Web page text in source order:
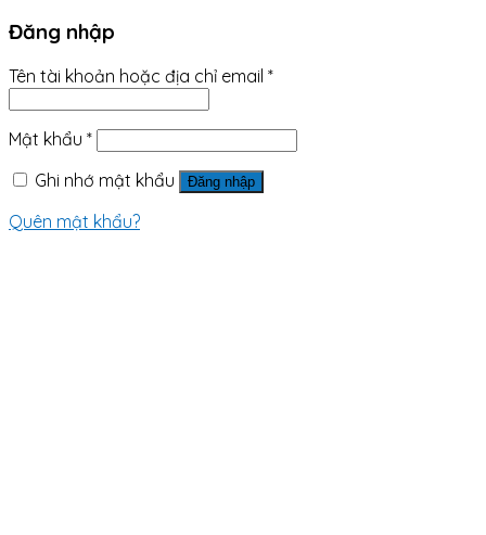
Đăng nhập
Tên tài khoản hoặc địa chỉ email *
Mật khẩu *
Ghi nhớ mật khẩu
Đăng nhập
Quên mật khẩu?